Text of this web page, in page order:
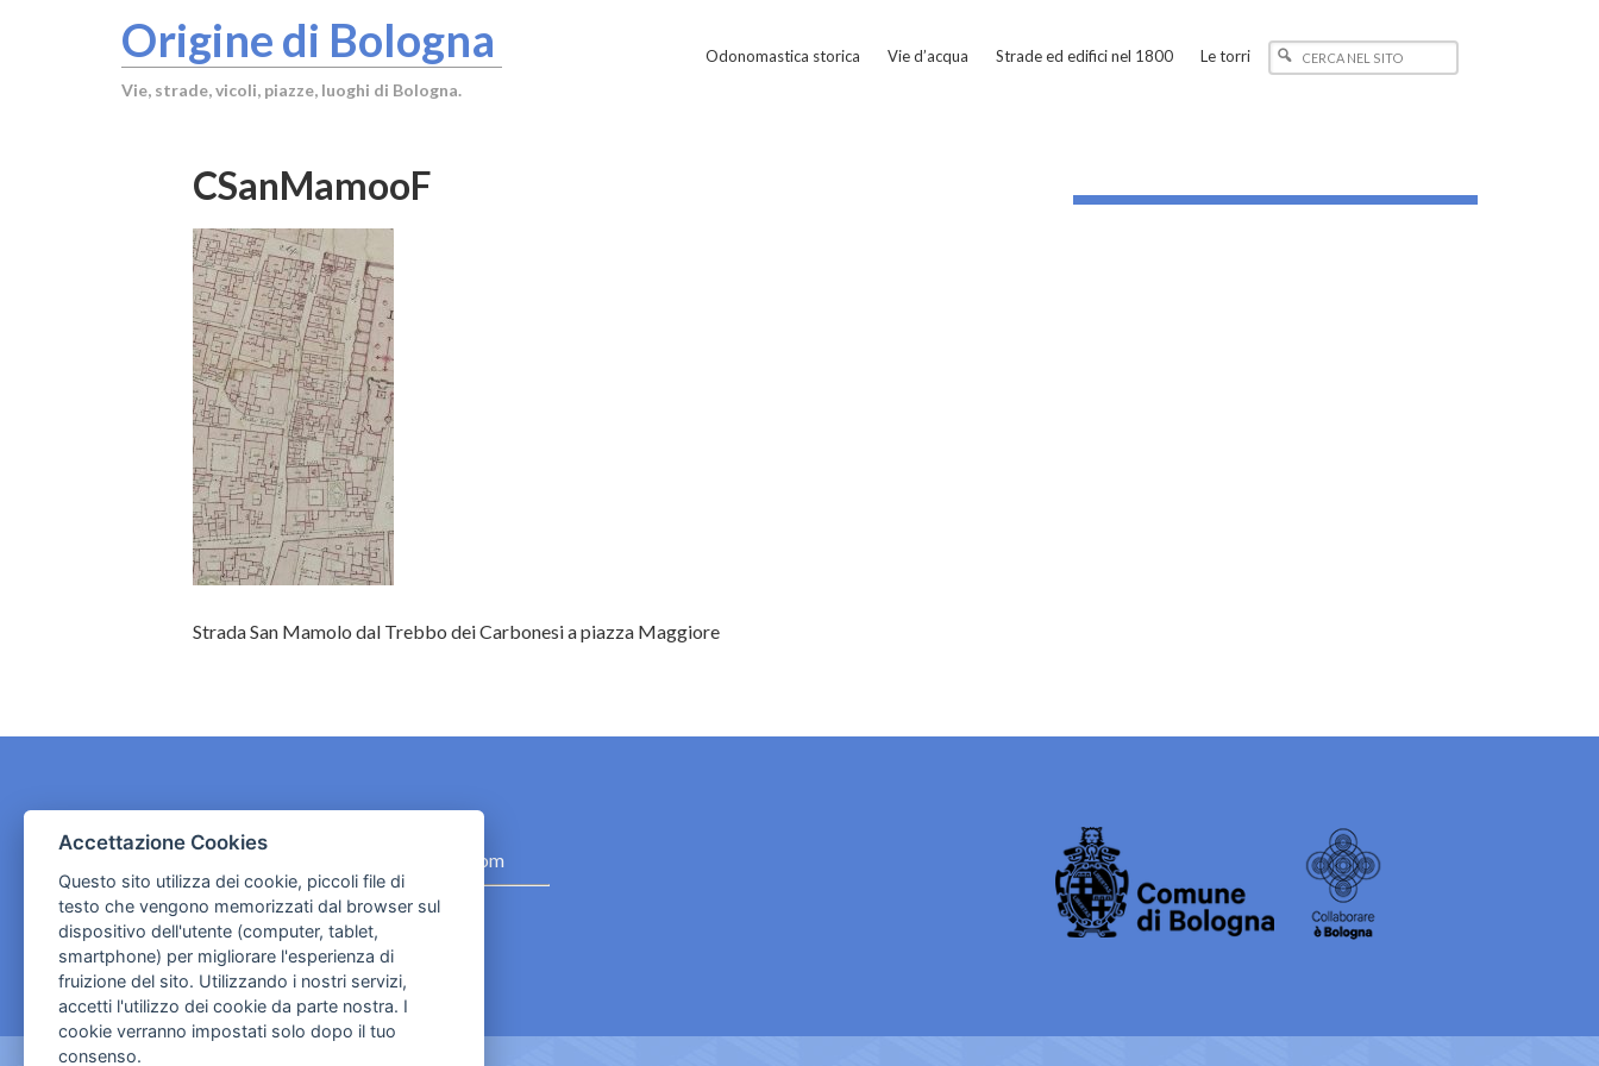
Origine di Bologna
Vie, strade, vicoli, piazze, luoghi di Bologna.
Odonomastica storica Vie d’acqua Strade ed edifici nel 1800 Le torri
CSanMamooF
Strada San Mamolo dal Trebbo dei Carbonesi a piazza Maggiore
contact.originebologna@gmail.com
Cookies e informativa privacy
Accettazione Cookies
Questo sito utilizza dei cookie, piccoli file di
testo che vengono memorizzati dal browser sul
dispositivo dell'utente (computer, tablet,
smartphone) per migliorare l'esperienza di
fruizione del sito. Utilizzando i nostri servizi,
accetti l'utilizzo dei cookie da parte nostra. I
cookie verranno impostati solo dopo il tuo
consenso.